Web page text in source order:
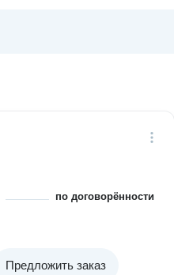
по договорённости
Предложить заказ